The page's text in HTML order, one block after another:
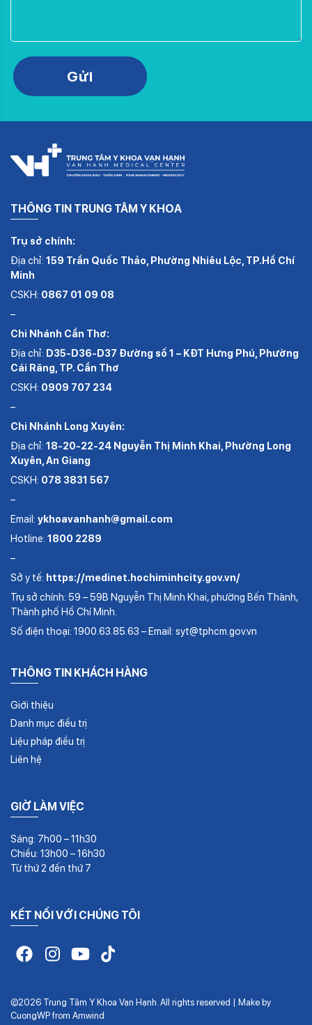
THÔNG TIN TRUNG TÂM Y KHOA
Trụ sở chính:
Địa chỉ: 159 Trần Quốc Thảo, Phường Nhiêu Lộc, TP.Hồ Chí
Minh
CSKH: 0867 01 09 08
–
Chi Nhánh Cần Thơ:
Địa chỉ: D35-D36-D37 Đường số 1 – KĐT Hưng Phú, Phường
Cái Răng, TP. Cần Thơ
CSKH: 0909 707 234
–
Chi Nhánh Long Xuyên:
Địa chỉ: 18-20-22-24 Nguyễn Thị Minh Khai, Phường Long
Xuyên, An Giang
CSKH: 078 3831 567
–
Email: ykhoavanhanh@gmail.com
Hotline: 1800 2289
–
Sở y tế: https://medinet.hochiminhcity.gov.vn/
Trụ sở chính: 59 – 59B Nguyễn Thị Minh Khai, phường Bến Thành,
Thành phố Hồ Chí Minh.
Số điện thoại: 1900.63.85.63 – Email: syt@tphcm.gov.vn
THÔNG TIN KHÁCH HÀNG
Giới thiệu
Danh mục điều trị
Liệu pháp điều trị
Liên hệ
GIỜ LÀM VIỆC
Sáng: 7h00 – 11h30
Chiều: 13h00 – 16h30
Từ thứ 2 đến thứ 7
KẾT NỐI VỚI CHÚNG TÔI
©2026 Trung Tâm Y Khoa Vạn Hạnh. All rights reserved | Make by
CuongWP from Amwind
Please leave this field empty.
Gửi